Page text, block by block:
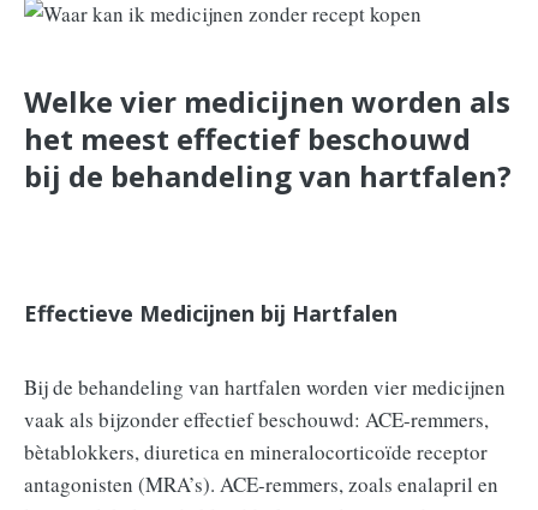
Welke vier medicijnen worden als
het meest effectief beschouwd
bij de behandeling van hartfalen?
Effectieve Medicijnen bij Hartfalen
Bij de behandeling van hartfalen worden vier medicijnen
vaak als bijzonder effectief beschouwd: ACE-remmers,
bètablokkers, diuretica en mineralocorticoïde receptor
antagonisten (MRA’s). ACE-remmers, zoals enalapril en